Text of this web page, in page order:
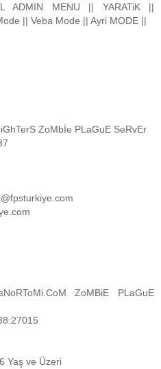
ADMIN MENU || YARATiK ||
|| Veba Mode || Ayri MODE ||
ZoMbİe PLaGuE SeRvEr
ZoMBiE PLaGuE
Yaş ve Üzeri